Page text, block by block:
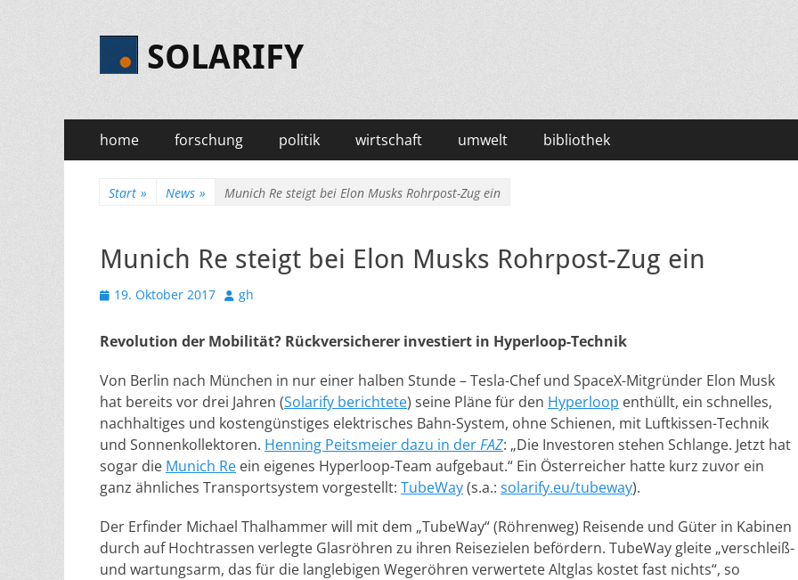
SOLARIFY
Primäres
Menü
Zum
Inhalt
home forschung politik wirtschaft umwelt bibliothek
Start » News » Munich Re steigt bei Elon Musks Rohrpost-Zug ein
Munich Re steigt bei Elon Musks Rohrpost-Zug ein
Veröffentlicht
19. Oktober 2017 Autor
gh
Revolution der Mobilität? Rückversicherer investiert in Hyperloop-Technik
Von Berlin nach München in nur einer halben Stunde – Tesla-Chef und SpaceX-Mitgründer Elon Musk
hat bereits vor drei Jahren (Solarify berichtete) seine Pläne für den Hyperloop enthüllt, ein schnelles,
nachhaltiges und kostengünstiges elektrisches Bahn-System, ohne Schienen, mit Luftkissen-Technik
und Sonnenkollektoren. Henning Peitsmeier dazu in derFAZ: „Die Investoren stehen Schlange. Jetzt hat
sogar die Munich Re ein eigenes Hyperloop-Team aufgebaut.“ Ein Österreicher hatte kurz zuvor ein
ganz ähnliches Transportsystem vorgestellt: TubeWay(s.a.: solarify.eu/tubeway).
Der Erfinder Michael Thalhammer will mit dem „TubeWay“ (Röhrenweg) Reisende und Güter in Kabinen
durch auf Hochtrassen verlegte Glasröhren zu ihren Reisezielen befördern. TubeWay gleite „verschleiß-
und wartungsarm, das für die langlebigen Wegeröhren verwertete Altglas kostet fast nichts“, so